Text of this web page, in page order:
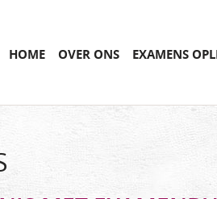
Main menu
SKIP
HOME OVER ONS EXAMENS